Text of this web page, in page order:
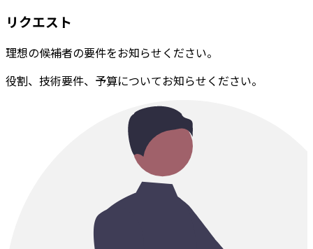
リクエスト
理想の候補者の要件をお知らせください。
役割、技術要件、予算についてお知らせください。